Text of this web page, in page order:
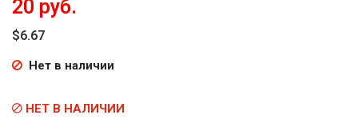
20 руб.
$6.67
Нет в наличии
НЕТ В НАЛИЧИИ